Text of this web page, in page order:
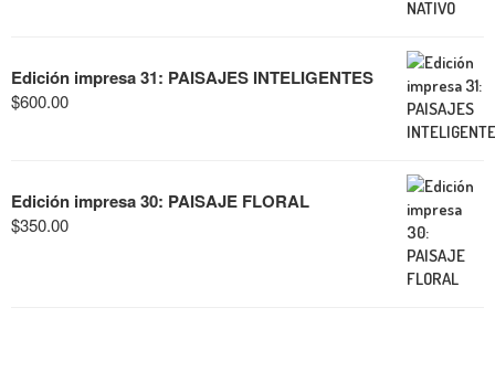
Edición impresa 31: PAISAJES INTELIGENTES
$600.00
Edición impresa 30: PAISAJE FLORAL
$350.00